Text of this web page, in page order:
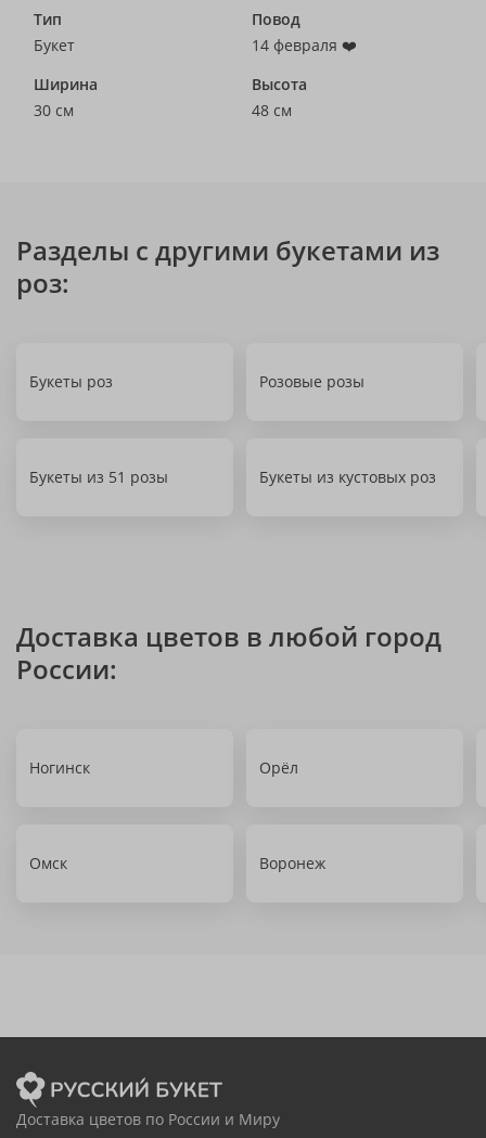
Тип
Букет
Повод
14 февраля ❤️
Ширина
30 см
Высота
48 см
Разделы с другими букетами из
роз:
Букеты роз Розовые розы
Букеты из 51 розы Букеты из кустовых роз
Доставка цветов в любой город
России:
Ногинск Орёл
Омск Воронеж
Доставка цветов по России и Миру